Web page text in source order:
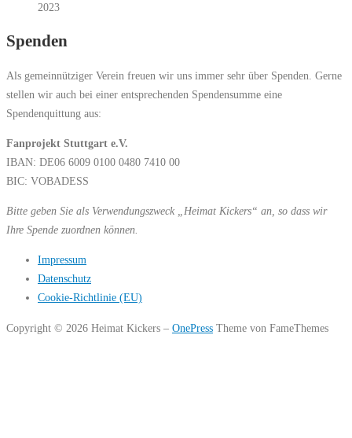
2023
Spenden
Als gemeinnütziger Verein freuen wir uns immer sehr über Spenden. Gerne
stellen wir auch bei einer entsprechenden Spendensumme eine
Spendenquittung aus:
Fanprojekt Stuttgart e.V.
IBAN: DE06 6009 0100 0480 7410 00
BIC: VOBADESS
Bitte geben Sie als Verwendungszweck „Heimat Kickers“ an, so dass wir
Ihre Spende zuordnen können.
Impressum
Datenschutz
Cookie-Richtlinie (EU)
Copyright © 2026 Heimat Kickers – OnePress Theme von FameThemes